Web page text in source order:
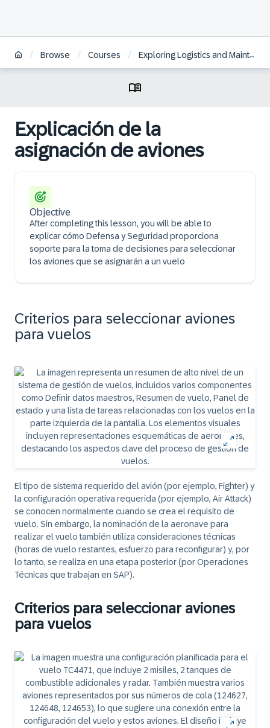
/ Browse / Courses / Exploring Logistics and Maintenance in SAP S/4HANA Defense & Security | ES
Explicación de la
asignación de aviones
Objective
After completing this lesson, you will be able to
explicar cómo Defensa y Seguridad proporciona
soporte para la toma de decisiones para seleccionar
los aviones que se asignarán a un vuelo
Criterios para seleccionar aviones
para vuelos
El tipo de sistema requerido del avión (por ejemplo, Fighter) y
la configuración operativa requerida (por ejemplo, Air Attack)
se conocen normalmente cuando se crea el requisito de
vuelo. Sin embargo, la nominación de la aeronave para
realizar el vuelo también utiliza consideraciones técnicas
(horas de vuelo restantes, esfuerzo para reconfigurar) y, por
lo tanto, se realiza en una etapa posterior (por Operaciones
Técnicas que trabajan en SAP).
Criterios para seleccionar aviones
para vuelos